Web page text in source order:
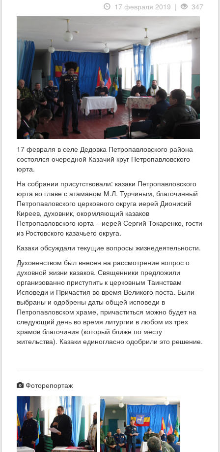
17 февраля 2019 | 347
17 февраля в селе Дедовка Петропавловского района
состоялся очередной Казачий круг Петропавловского
юрта.
На собрании присутствовали: казаки Петропавловского
юрта во главе с атаманом М.Л. Турчиным, благочинный
Петропавловского церковного округа иерей Дионисий
Киреев, духовник, окормляющий казаков
Петропавловского юрта – иерей Сергий Токаренко, гости
из Ростовского казачьего округа.
Казаки обсуждали текущие вопросы жизнедеятельности.
Духовенством был внесен на рассмотрение вопрос о
духовной жизни казаков. Священники предложили
организованно приступить к церковным Таинствам
Исповеди и Причастия во время Великого поста. Были
выбраны и одобрены даты общей исповеди в
Петропавловском храме, причаститься можно будет на
следующий день во время литургии в любом из трех
храмов благочиния (который ближе по месту
жительства). Казаки единогласно одобрили это решение.
Фоторепортаж